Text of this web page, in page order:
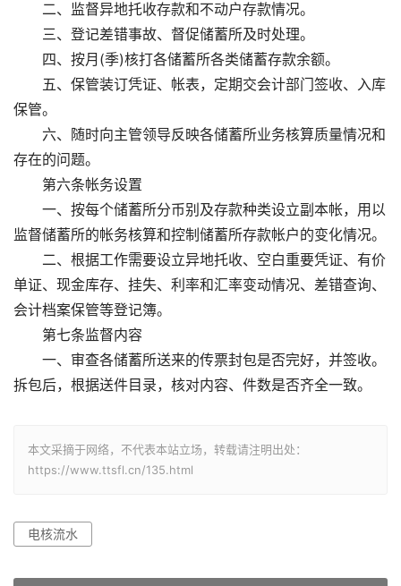
二、监督异地托收存款和不动户存款情况。
三、登记差错事故、督促储蓄所及时处理。
四、按月(季)核打各储蓄所各类储蓄存款余额。
五、保管装订凭证、帐表，定期交会计部门签收、入库
保管。
六、随时向主管领导反映各储蓄所业务核算质量情况和
存在的问题。
第六条帐务设置
一、按每个储蓄所分币别及存款种类设立副本帐，用以
监督储蓄所的帐务核算和控制储蓄所存款帐户的变化情况。
二、根据工作需要设立异地托收、空白重要凭证、有价
单证、现金库存、挂失、利率和汇率变动情况、差错查询、
会计档案保管等登记簿。
第七条监督内容
一、审查各储蓄所送来的传票封包是否完好，并签收。
拆包后，根据送件目录，核对内容、件数是否齐全一致。
本文采摘于网络，不代表本站立场，转载请注明出处：
https://www.ttsfl.cn/135.html
电核流水